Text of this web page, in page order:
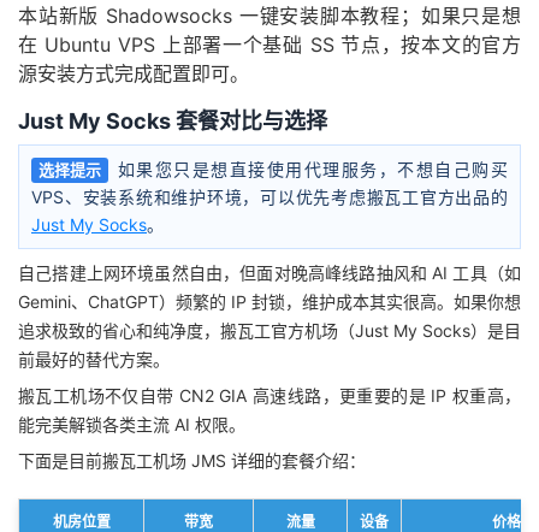
本站新版 Shadowsocks 一键安装脚本教程；如果只是想
在 Ubuntu VPS 上部署一个基础 SS 节点，按本文的官方
源安装方式完成配置即可。
Just My Socks 套餐对比与选择
选择提示
如果您只是想直接使用代理服务，不想自己购买
VPS、安装系统和维护环境，可以优先考虑搬瓦工官方出品的
Just My Socks。
自己搭建上网环境虽然自由，但面对晚高峰线路抽风和 AI 工具（如
Gemini、ChatGPT）频繁的 IP 封锁，维护成本其实很高。如果你想
追求极致的省心和纯净度，搬瓦工官方机场（Just My Socks）是目
前最好的替代方案。
搬瓦工机场不仅自带 CN2 GIA 高速线路，更重要的是 IP 权重高，
能完美解锁各类主流 AI 权限。
下面是目前搬瓦工机场 JMS 详细的套餐介绍：
机房位置 带宽 流量 设备 价格